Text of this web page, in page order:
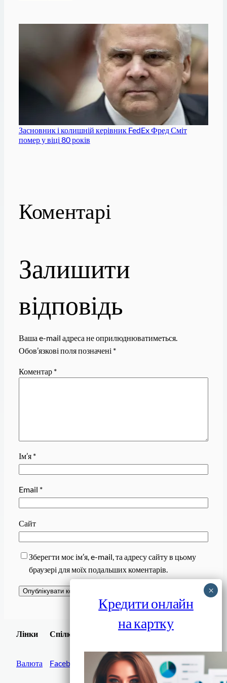
Засновник і колишній керівник FedEx Фред Сміт
помер у віці 80 років
Коментарі
Залишити
відповідь
Ваша e-mail адреса не оприлюднюватиметься.
Обов’язкові поля позначені *
Коментар *
Ім’я *
Email *
Сайт
Зберегти моє ім’я, e-mail, та адресу сайту в цьому
браузері для моїх подальших коментарів.
Лінки
Валюта
Спілки
Facebook
Завантажити
Кредити онлайн
на картку